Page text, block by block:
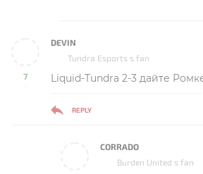
7
-
DEVIN
Tundra Esports s fan
Liquid-Tundra 2-3 дайте
REPLY
CORRADO
Burden United s fan